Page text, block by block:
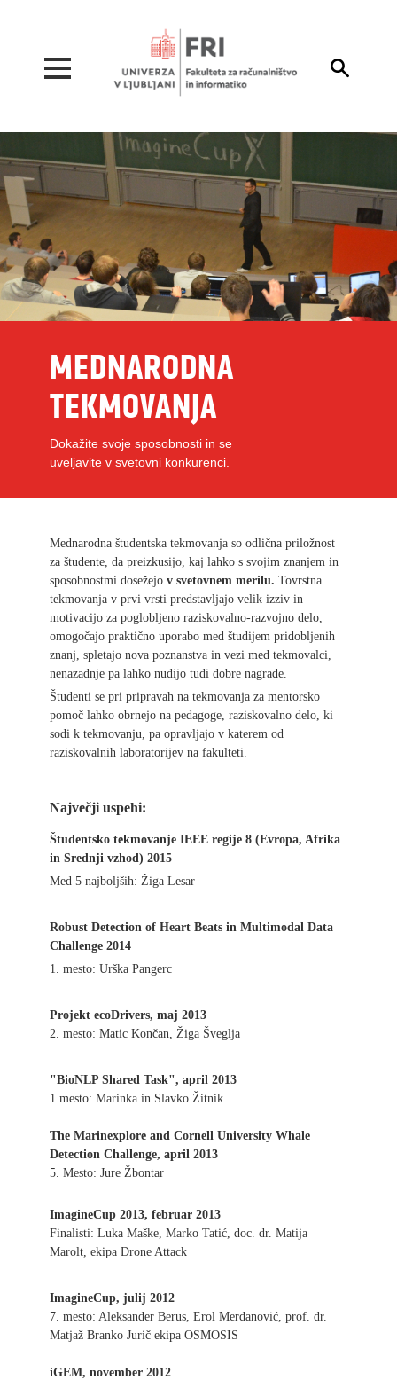

MEDNARODNA
TEKMOVANJA
Dokažite svoje sposobnosti in se
uveljavite v svetovni konkurenci.
Mednarodna študentska tekmovanja so odlična priložnost
za študente, da preizkusijo, kaj lahko s svojim znanjem in
sposobnostmi dosežejo v svetovnem merilu. Tovrstna
tekmovanja v prvi vrsti predstavljajo velik izziv in
motivacijo za poglobljeno raziskovalno-razvojno delo,
omogočajo praktično uporabo med študijem pridobljenih
znanj, spletajo nova poznanstva in vezi med tekmovalci,
nenazadnje pa lahko nudijo tudi dobre nagrade.
Študenti se pri pripravah na tekmovanja za mentorsko
pomoč lahko obrnejo na pedagoge, raziskovalno delo, ki
sodi k tekmovanju, pa opravljajo v katerem od
raziskovalnih laboratorijev na fakulteti.
Največji uspehi:
Študentsko tekmovanje IEEE regije 8 (Evropa, Afrika
in Srednji vzhod) 2015
Med 5 najboljših: Žiga Lesar
Robust Detection of Heart Beats in Multimodal Data
Challenge 2014
1. mesto: Urška Pangerc
Projekt ecoDrivers, maj 2013
2. mesto: Matic Končan, Žiga Šveglja
"BioNLP Shared Task", april 2013
1.mesto: Marinka in Slavko Žitnik
The Marinexplore and Cornell University Whale
Detection Challenge, april 2013
5. Mesto: Jure Žbontar
ImagineCup 2013, februar 2013
Finalisti: Luka Maške, Marko Tatić, doc. dr. Matija
Marolt, ekipa Drone Attack
ImagineCup, julij 2012
7. mesto: Aleksander Berus, Erol Merdanović, prof. dr.
Matjaž Branko Jurič ekipa OSMOSIS
iGEM, november 2012